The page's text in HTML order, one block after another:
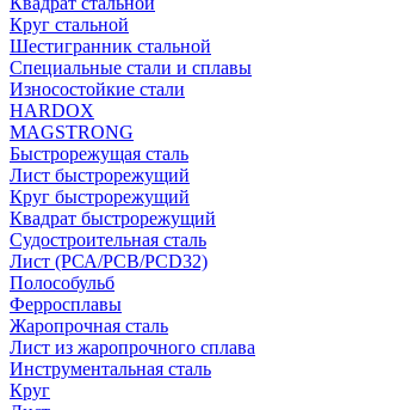
Круг стальной
Шестигранник стальной
Специальные стали и сплавы
Износостойкие стали
HARDOX
MAGSTRONG
Быстрорежущая сталь
Лист быстрорежущий
Круг быстрорежущий
Квадрат быстрорежущий
Судостроительная сталь
Лист (РСА/РСВ/РСD32)
Полособульб
Ферросплавы
Жаропрочная сталь
Лист из жаропрочного сплава
Инструментальная сталь
Круг